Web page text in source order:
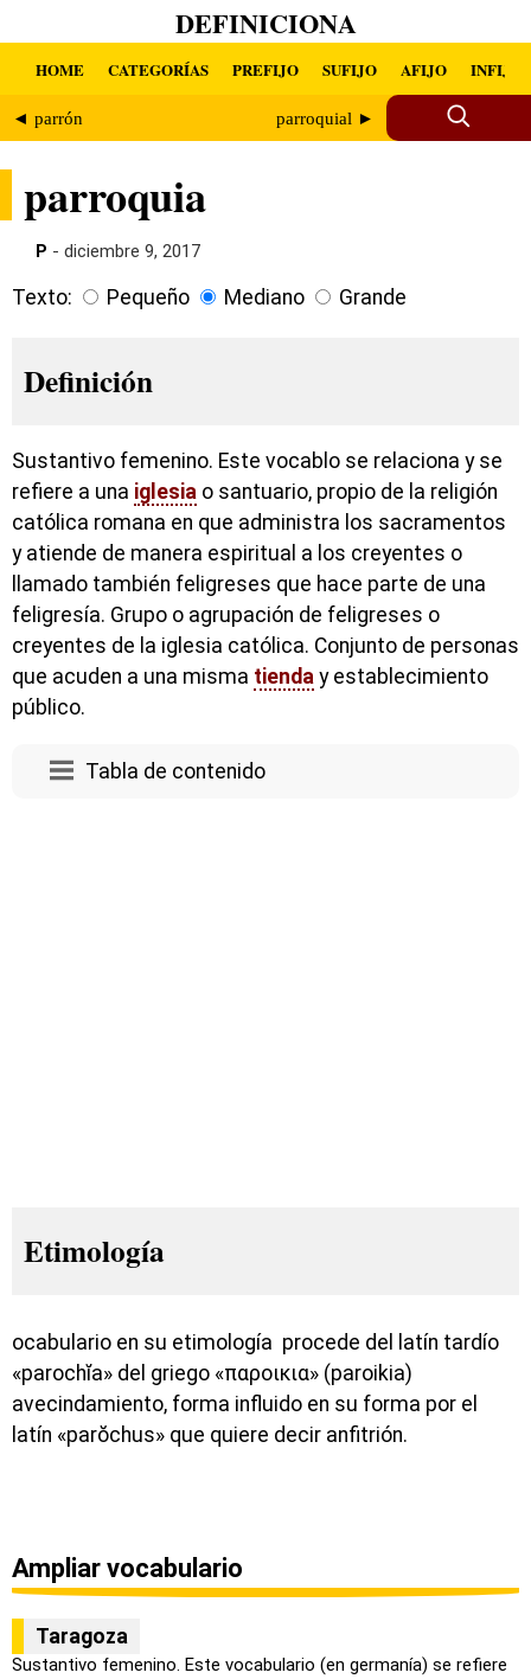
DEFINICIONA
HOME CATEGORÍAS PREFIJO SUFIJO AFIJO INFIJO
◄ parrón parroquial ►
parroquia
P - diciembre 9, 2017
Texto: Pequeño Mediano Grande
Definición
Sustantivo femenino. Este vocablo se relaciona y se
refiere a una iglesia o santuario, propio de la religión
católica romana en que administra los sacramentos
y atiende de manera espiritual a los creyentes o
llamado también feligreses que hace parte de una
feligresía. Grupo o agrupación de feligreses o
creyentes de la iglesia católica. Conjunto de personas
que acuden a una misma tienda y establecimiento
público.
Tabla de contenido
Etimología
ocabulario en su etimología procede del latín tardío
«parochĭa» del griego «παροικια» (paroikia)
avecindamiento, forma influido en su forma por el
latín «parŏchus» que quiere decir anfitrión.
Ampliar vocabulario
Taragoza
Sustantivo femenino. Este vocabulario (en germanía) se refiere